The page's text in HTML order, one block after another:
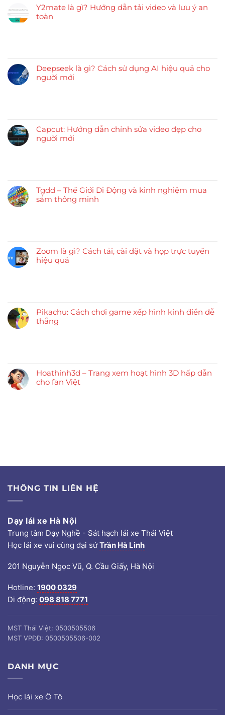
Y2mate là gì? Hướng dẫn tải video và lưu ý an
toàn
Deepseek là gì? Cách sử dụng AI hiệu quả cho
người mới
Capcut: Hướng dẫn chỉnh sửa video đẹp cho
người mới
Tgdd – Thế Giới Di Động và kinh nghiệm mua
sắm thông minh
Zoom là gì? Cách tải, cài đặt và họp trực tuyến
hiệu quả
Pikachu: Cách chơi game xếp hình kinh điển dễ
thắng
Hoathinh3d – Trang xem hoạt hình 3D hấp dẫn
cho fan Việt
THÔNG TIN LIÊN HỆ
Dạy lái xe Hà Nội
Trung tâm Dạy Nghề - Sát hạch lái xe Thái Việt
Học lái xe vui cùng đại sứTrần Hà Linh
201 Nguyễn Ngọc Vũ, Q. Cầu Giấy, Hà Nội
Hotline: 1900 0329
Di động: 098 818 7771
MST Thái Việt: 0500505506
MST VPĐD: 0500505506-002
DANH MỤC
Học lái xe Ô Tô